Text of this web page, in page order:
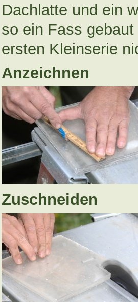
Dachlatte und ein
so ein Fass
ersten Kleinserie
Anzeichnen
Zuschneiden